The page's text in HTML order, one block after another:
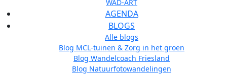
WAD-ART
AGENDA
BLOGS
Alle blogs
Blog MCL-tuinen & Zorg in het groen
Blog Wandelcoach Friesland
Blog Natuurfotowandelingen